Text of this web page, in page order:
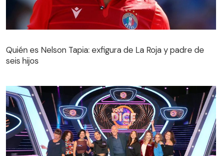
seis hijos
Quién es Nelson Tapia: exfigura de La Roja y padre de
seis hijos